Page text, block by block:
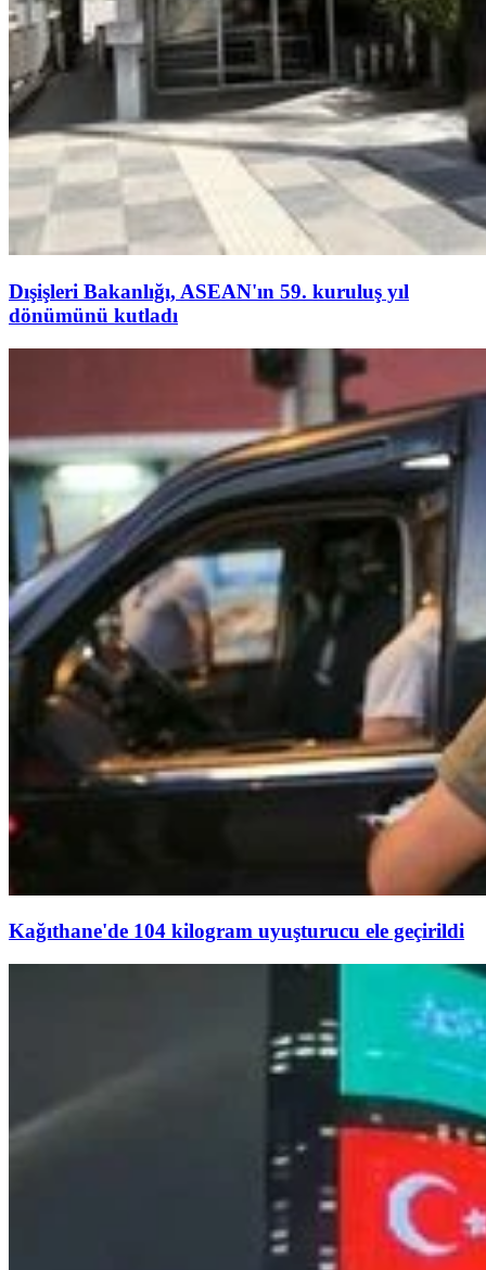
Dışişleri Bakanlığı, ASEAN'ın 59. kuruluş yıl
dönümünü kutladı
Kağıthane'de 104 kilogram uyuşturucu ele geçirildi